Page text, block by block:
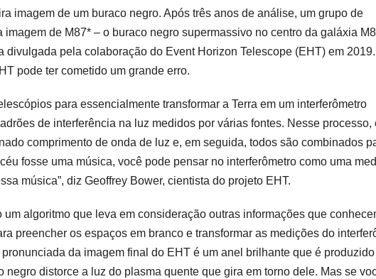
imagem de um buraco negro. Após três anos de análise, um grupo de
de M87* – o buraco negro supermassivo no centro da galáxia
divulgada pela colaboração do Event Horizon Telescope (EHT) em
pode ter cometido um grande erro.
para essencialmente transformar a Terra em um interferômetro
de interferência na luz medidos por várias fontes. Nesse processo,
comprimento de onda de luz e, em seguida, todos são combinados
fosse uma música, você pode pensar no interferômetro como uma
música”, diz Geoffrey Bower, cientista do projeto EHT.
um algoritmo que leva em consideração outras informações que
preencher os espaços em branco e transformar as medições do
da imagem final do EHT é um anel brilhante que é produzido
negro distorce a luz do plasma quente que gira em torno dele. Mas se